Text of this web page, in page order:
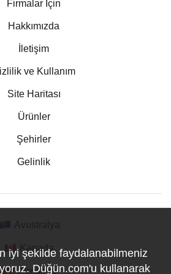
Firmalar İçin
Hakkımızda
İletişim
ve Kullanım
Site Haritası
Ürünler
Şehirler
Gelinlik
Kanada
Almanya
iyi şekilde faydalanabilmeniz
Düğün.com'u kullanarak